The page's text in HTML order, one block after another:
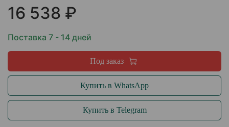
16 538 ₽
Поставка 7 - 14 дней
Под заказ
Купить в WhatsApp
Купить в Telegram